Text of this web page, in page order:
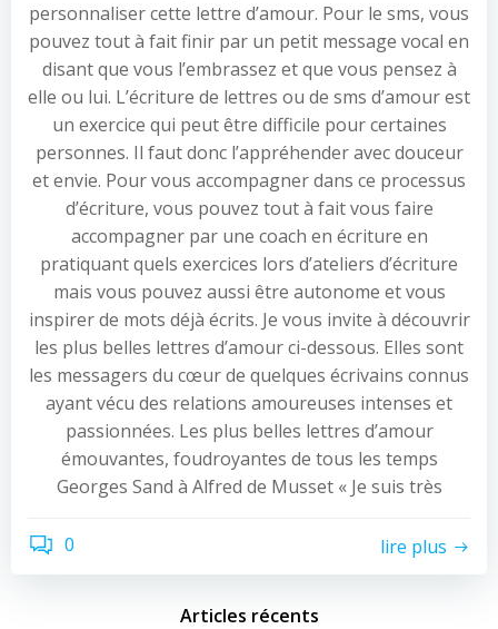
personnaliser cette lettre d’amour. Pour le sms, vous
pouvez tout à fait finir par un petit message vocal en
disant que vous l’embrassez et que vous pensez à
elle ou lui. L’écriture de lettres ou de sms d’amour est
un exercice qui peut être difficile pour certaines
personnes. Il faut donc l’appréhender avec douceur
et envie. Pour vous accompagner dans ce processus
d’écriture, vous pouvez tout à fait vous faire
accompagner par une coach en écriture en
pratiquant quels exercices lors d’ateliers d’écriture
mais vous pouvez aussi être autonome et vous
inspirer de mots déjà écrits. Je vous invite à découvrir
les plus belles lettres d’amour ci-dessous. Elles sont
les messagers du cœur de quelques écrivains connus
ayant vécu des relations amoureuses intenses et
passionnées. Les plus belles lettres d’amour
émouvantes, foudroyantes de tous les temps
Georges Sand à Alfred de Musset « Je suis très
0 lire plus
Articles récents